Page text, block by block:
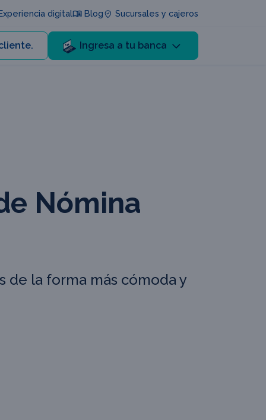
digital Blog Sucursales y cajeros
Ingresa a tu banca
Nómina
de la forma más cómoda y